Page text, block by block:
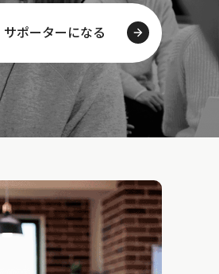
サポーターになる